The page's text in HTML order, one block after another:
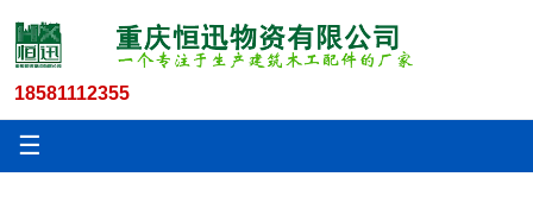
18581112355
☰